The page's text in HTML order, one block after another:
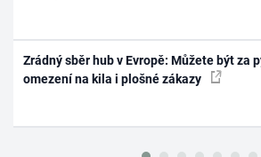
Zrádný sběr hub v Evropě: Můžete být za
omezení na kila i plošné zákazy